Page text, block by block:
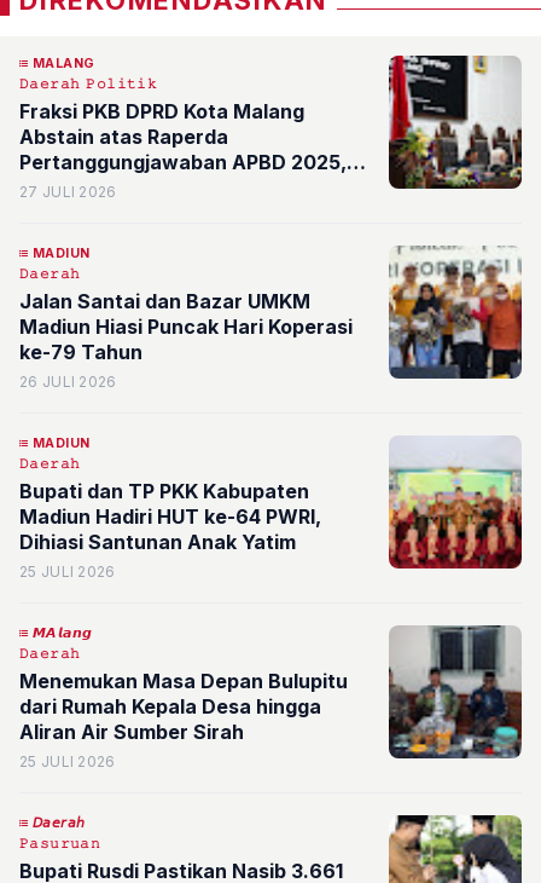
MALANG
𝙳𝚊𝚎𝚛𝚊𝚑 𝙿𝚘𝚕𝚒𝚝𝚒𝚔
Fraksi PKB DPRD Kota Malang
Abstain atas Raperda
Pertanggungjawaban APBD 2025,
22 Catatan Strategis untuk Pemkot
27 JULI 2026
MADIUN
𝙳𝚊𝚎𝚛𝚊𝚑
Jalan Santai dan Bazar UMKM
Madiun Hiasi Puncak Hari Koperasi
ke-79 Tahun
26 JULI 2026
MADIUN
𝙳𝚊𝚎𝚛𝚊𝚑
Bupati dan TP PKK Kabupaten
Madiun Hadiri HUT ke-64 PWRI,
Dihiasi Santunan Anak Yatim
25 JULI 2026
𝙈𝘼𝙡𝙖𝙣𝙜
𝙳𝚊𝚎𝚛𝚊𝚑
Menemukan Masa Depan Bulupitu
dari Rumah Kepala Desa hingga
Aliran Air Sumber Sirah
25 JULI 2026
𝘋𝘢𝘦𝘳𝘢𝘩
𝙿𝚊𝚜𝚞𝚛𝚞𝚊𝚗
Bupati Rusdi Pastikan Nasib 3.661